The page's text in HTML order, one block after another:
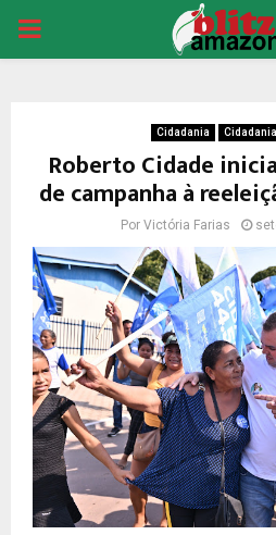
PRIMARY
Cidadania Cidadania
Roberto Cidade
de campanha à
Por Victória Farias